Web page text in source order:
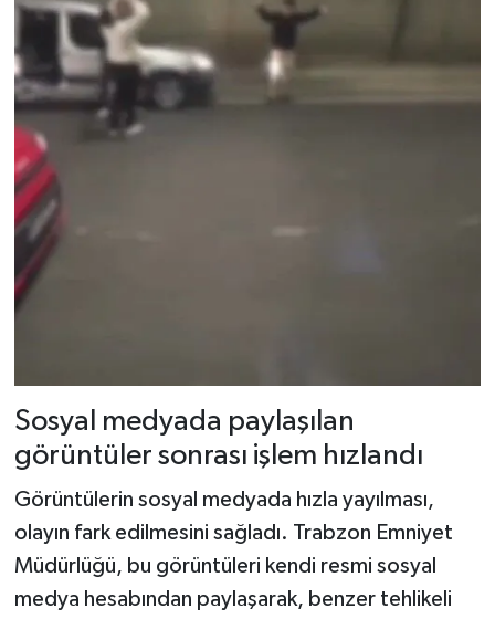
Sosyal medyada paylaşılan
görüntüler sonrası işlem hızlandı
Görüntülerin sosyal medyada hızla yayılması,
olayın fark edilmesini sağladı. Trabzon Emniyet
Müdürlüğü, bu görüntüleri kendi resmi sosyal
medya hesabından paylaşarak, benzer tehlikeli
Yerel Haberler
Haber Arşivi